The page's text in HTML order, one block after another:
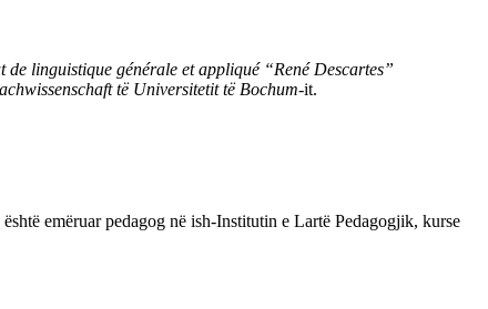
de linguistique générale et appliqué “René Descartes”
të Universitetit të Bochum-it.
emëruar pedagog në ish-Institutin e Lartë Pedagogjik, kurse